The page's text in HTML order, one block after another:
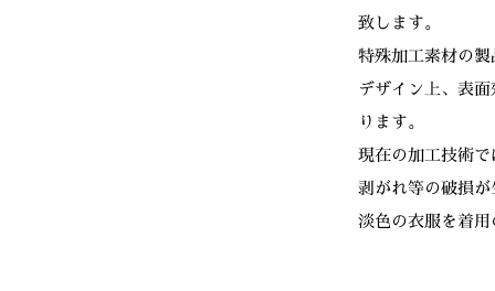
致します。
特殊加工素材の製
デザイン上、表
ります。
現在の加工技術
剥がれ等の破損
淡色の衣服を着